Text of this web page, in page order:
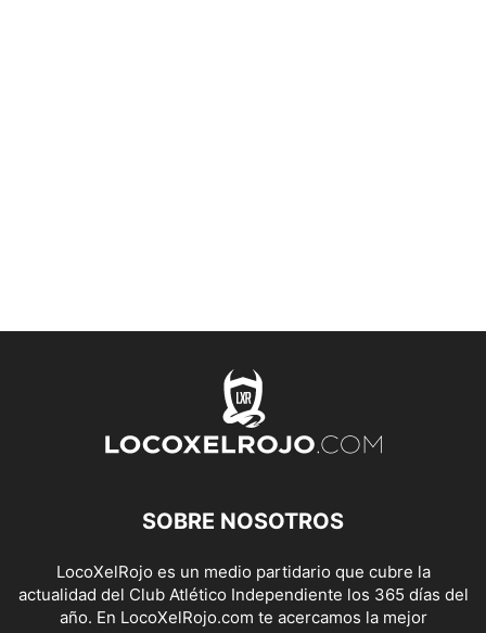
SOBRE NOSOTROS
LocoXelRojo es un medio partidario que cubre la
actualidad del Club Atlético Independiente los 365 días del
año. En LocoXelRojo.com te acercamos la mejor